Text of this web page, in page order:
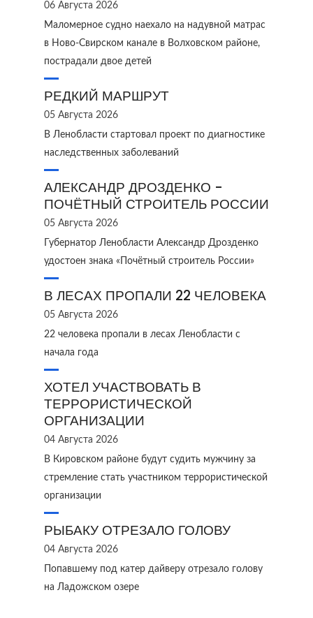
06 Августа 2026
Маломерное судно наехало на надувной матрас
в Ново‑Свирском канале в Волховском районе,
пострадали двое детей
РЕДКИЙ МАРШРУТ
05 Августа 2026
В Ленобласти стартовал проект по диагностике
наследственных заболеваний
АЛЕКСАНДР ДРОЗДЕНКО -
ПОЧЁТНЫЙ СТРОИТЕЛЬ РОССИИ
05 Августа 2026
Губернатор Ленобласти Александр Дрозденко
удостоен знака «Почётный строитель России»
В ЛЕСАХ ПРОПАЛИ 22 ЧЕЛОВЕКА
05 Августа 2026
22 человека пропали в лесах Ленобласти с
начала года
ХОТЕЛ УЧАСТВОВАТЬ В
ТЕРРОРИСТИЧЕСКОЙ
ОРГАНИЗАЦИИ
04 Августа 2026
В Кировском районе будут судить мужчину за
стремление стать участником террористической
организации
РЫБАКУ ОТРЕЗАЛО ГОЛОВУ
04 Августа 2026
Попавшему под катер дайверу отрезало голову
на Ладожском озере